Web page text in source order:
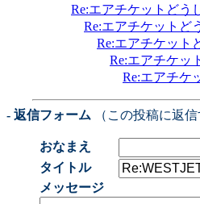
Re:エアチケットどう
Re:エアチケットど
Re:エアチケット
Re:エアチケッ
Re:エアチケ
- 返信フォーム （この投稿に返
おなまえ
タイトル
メッセージ